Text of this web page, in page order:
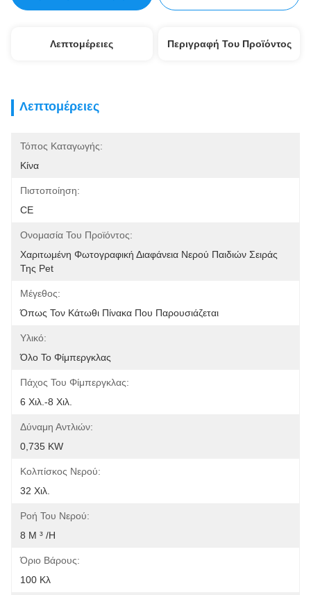
Λεπτομέρειες Περιγραφή Του Προϊόντος
Λεπτομέρειες
Τόπος Καταγωγής:
Κίνα
Πιστοποίηση:
CE
Ονομασία Του Προϊόντος:
Χαριτωμένη Φωτογραφική Διαφάνεια Νερού Παιδιών Σειράς
Της Pet
Μέγεθος:
Όπως Τον Κάτωθι Πίνακα Που Παρουσιάζεται
Υλικό:
Όλο Το Φίμπεργκλας
Πάχος Του Φίμπεργκλας:
6 Χιλ.-8 Χιλ.
Δύναμη Αντλιών:
0,735 KW
Κολπίσκος Νερού:
32 Χιλ.
Ροή Του Νερού:
8 Μ ³ /h
Όριο Βάρους:
100 Κλ